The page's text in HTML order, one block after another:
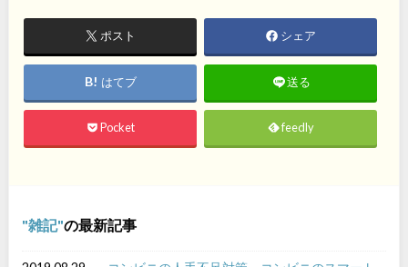
ポスト シェア
はてブ 送る
Pocket feedly
雑記 の最新記事